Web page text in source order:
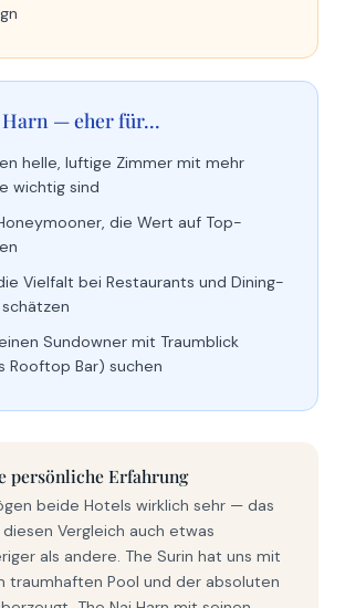
Harn — eher für...
helle, luftige Zimmer mit mehr
wichtig sind
die Wert auf Top-
Vielfalt bei Restaurants und Dining-
Sundowner mit Traumblick
Rooftop Bar) suchen
persönliche Erfahrung
beide Hotels wirklich sehr — das
Vergleich auch etwas
als andere. The Surin hat uns mit
traumhaften Pool und der absoluten